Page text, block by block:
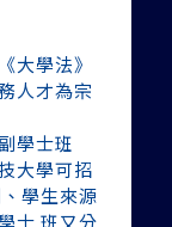
大學法》
人才為宗
學士班
大學可招
學生來源
士 班又分